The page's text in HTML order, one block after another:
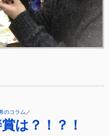
のコラム ／
は？！？！